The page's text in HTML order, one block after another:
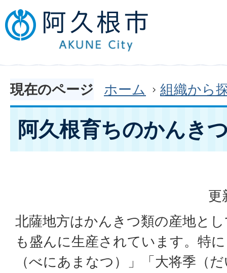
現在のページ ホーム 組織から
阿久根育ちのかんき
更
北薩地方はかんきつ類の産地と
も盛んに生産されています。特
（べにあまなつ）」「大将季（